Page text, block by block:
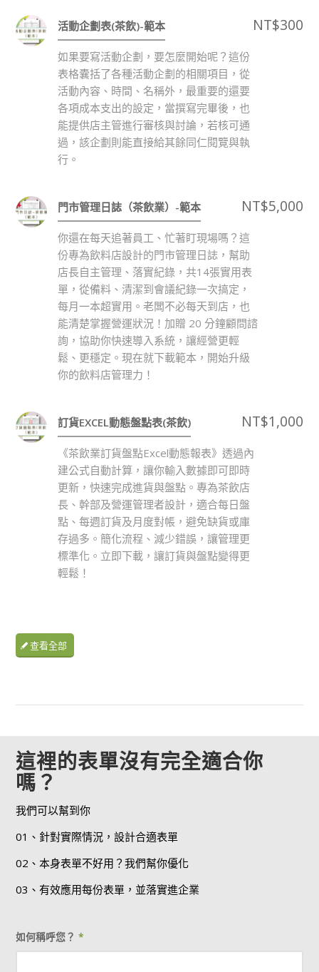
活動企劃表(茶飲)-範本 NT$300
如果要寫活動企劃，要怎麼開始呢？這份
表格囊括了各種活動企劃的相關項目，從
活動內容、時間、名稱外，最重要的還要
各項成本支出的設定，當撰寫完畢後，也
能提供店主管進行審核與討論，若核可通
過，該企劃則能直接給其餘同仁閱覽與執
行。
門市管理日誌（茶飲業）-範本 NT$5,000
你還在每天追著員工、忙著盯現場嗎？這
份專為飲料店設計的門市管理日誌，幫助
店長自主管理、落實紀錄，共14張實用表
單，從備料、清潔到會議紀錄一次搞定，
每月一本超實用。老闆不必每天到店，也
能清楚掌握營運狀況！加贈 20 分鐘顧問諮
詢，協助你快速導入系統，讓經營更輕
鬆、更穩定。現在就下載範本，開始升級
你的飲料店管理力！
訂貨EXCEL動態盤點表(茶飲) NT$1,000
《茶飲業訂貨盤點Excel動態報表》透過內
建公式自動計算，讓你輸入數據即可即時
更新，快速完成進貨與盤點。專為茶飲店
長、幹部及營運管理者設計，適合每日盤
點、每週訂貨及月度對帳，避免缺貨或庫
存過多。簡化流程、減少錯誤，讓管理更
標準化。立即下載，讓訂貨與盤點變得更
輕鬆！
查看全部
這裡的表單沒有完全適合你
嗎？
我們可以幫到你
01、針對實際情況，設計合適表單
02、本身表單不好用？我們幫你優化
03、有效應用每份表單，並落實進企業
如何稱呼您？*